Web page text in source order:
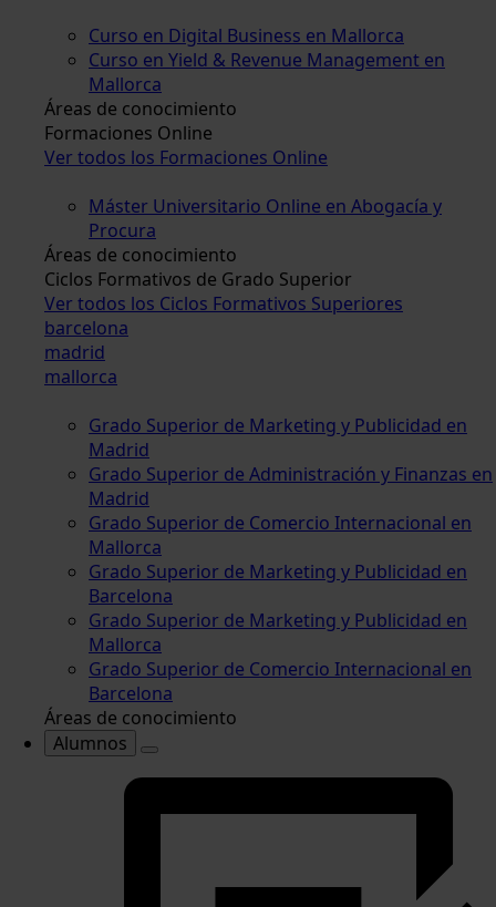
Curso en Digital Business en Mallorca
Curso en Yield & Revenue Management en
Mallorca
Áreas de conocimiento
Formaciones Online
Ver todos los Formaciones Online
Máster Universitario Online en Abogacía y
Procura
Áreas de conocimiento
Ciclos Formativos de Grado Superior
Ver todos los Ciclos Formativos Superiores
barcelona
madrid
mallorca
Grado Superior de Marketing y Publicidad en
Madrid
Grado Superior de Administración y Finanzas en
Madrid
Grado Superior de Comercio Internacional en
Mallorca
Grado Superior de Marketing y Publicidad en
Barcelona
Grado Superior de Marketing y Publicidad en
Mallorca
Grado Superior de Comercio Internacional en
Barcelona
Áreas de conocimiento
Alumnos